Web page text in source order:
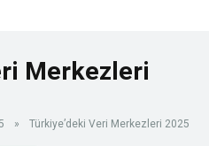
Merkezleri
» Türkiye’deki Veri Merkezleri 2025